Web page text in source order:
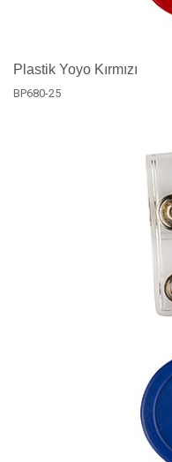
Plastik Yoyo Kırmızı
BP680-25